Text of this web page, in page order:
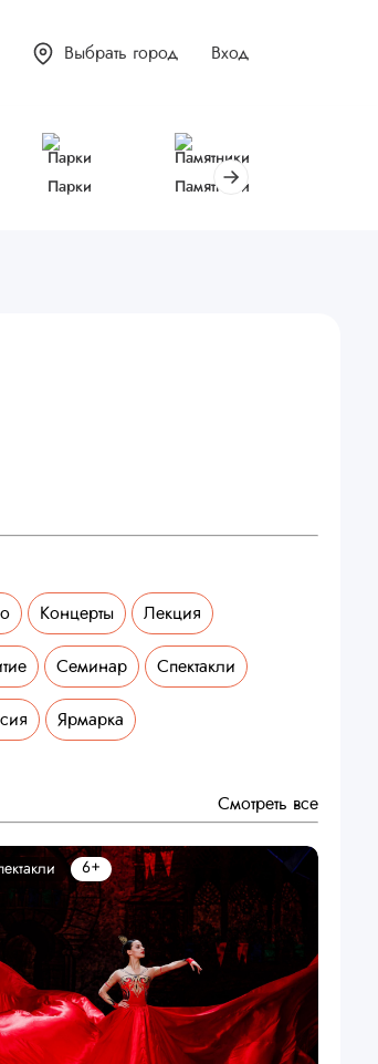
Выбрать город Вход
Парки Памятники
Концерты Лекция
Семинар Спектакли
Ярмарка
Смотреть все
6+